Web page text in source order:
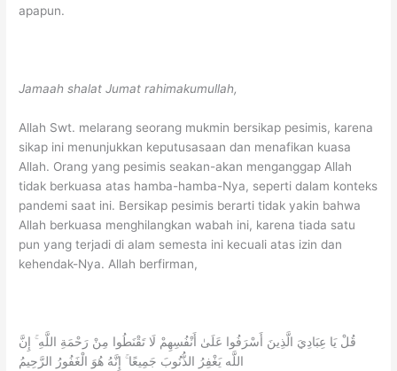
apapun.
Jamaahshalat Jumat rahimakumullah,
Allah Swt. melarang seorang mukmin bersikap pesimis, karena
sikap ini menunjukkan keputusasaan dan menafikan kuasa
Allah. Orang yang pesimis seakan-akan menganggap Allah
tidak berkuasa atas hamba-hamba-Nya, seperti dalam konteks
pandemi saat ini. Bersikap pesimis berarti tidak yakin bahwa
Allah berkuasa menghilangkan wabah ini, karena tiada satu
pun yang terjadi di alam semesta ini kecuali atas izin dan
kehendak-Nya. Allah berfirman,
قُلْ يَا عِبَادِيَ الَّذِينَ أَسْرَفُوا عَلَىٰ أَنْفُسِهِمْ لَا تَقْنَطُوا مِنْ رَحْمَةِ اللَّهِ ۚ إِنَّ
اللَّه يَغْفِرُ الذُّنُوبَ جَمِيعًا ۚ إِنَّهُ هُوَ الْغَفُورُ الرَّحِيمُ